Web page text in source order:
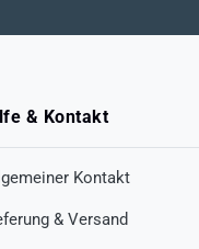
& Kontakt
Kontakt
& Versand